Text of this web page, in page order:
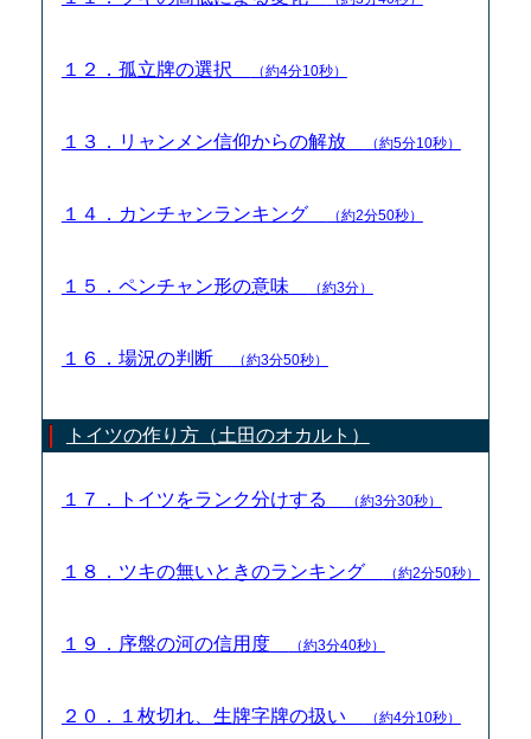
１２．孤立牌の選択 （約4分10秒）
１３．リャンメン信仰からの解放 （約5分10秒）
１４．カンチャンランキング （約2分50秒）
１５．ペンチャン形の意味 （約3分）
１６．場況の判断 （約3分50秒）
トイツの作り方（土田のオカルト）
１７．トイツをランク分けする （約3分30秒）
１８．ツキの無いときのランキング （約2分50秒）
１９．序盤の河の信用度 （約3分40秒）
２０．１枚切れ、生牌字牌の扱い （約4分10秒）